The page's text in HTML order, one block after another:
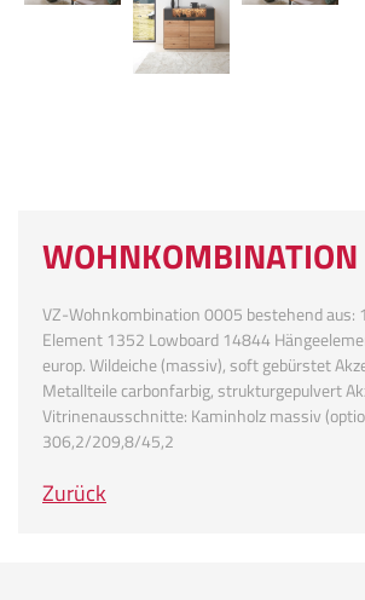
WOHNKOMBINATION
VZ-Wohnkombination 0005 bestehend aus:
Element 1352 Lowboard 14844
europ. Wildeiche (massiv), soft gebürstet
Metallteile carbonfarbig, strukturgepulvert
Vitrinenausschnitte: Kaminholz massiv
306,2/209,8/45,2
Zurück